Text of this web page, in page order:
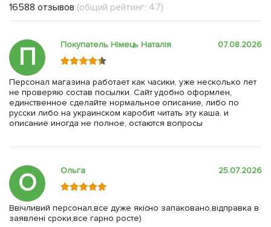
16588 отзывов (общий рейтинг: 4.7)
П Покупатель Німець Наталія 07.08.2026
Персонал магазина работает как часики, уже несколько лет
не проверяю состав посылки. Сайт удобно оформлен,
единственное сделайте нормальное описание, либо по
русски либо на украинском каробит читать эту каша, и
описание иногда не полное, остаются вопросы
О Ольга 25.07.2026
Ввічливий персонал,все дуже якісно запаковано,відправка в
заявлені сроки,все гарно росте)